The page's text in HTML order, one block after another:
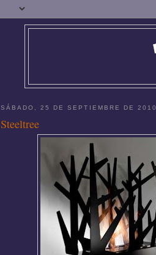
SÁBADO, 25 DE SEPTIEMBRE DE 2010
Steeltree